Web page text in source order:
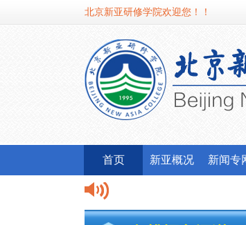
北京新亚研修学院欢迎您！！
首页 新亚概况 新闻专